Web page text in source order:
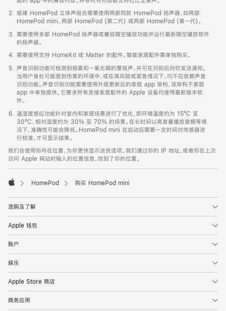
中
打
开)
组建 HomePod 立体声组合需要使用两部同款 HomePod 扬声器，如两部
HomePod mini、两部 HomePod (第二代) 或两部 HomePod (第一代)。
需要使用多部 HomePod 扬声器或兼容隔空播放功能并运行最新隔空播放软件
的扬声器。
需要使用支持 HomeKit 或 Matter 的配件。智能家居配件需单独购买。
声音识别功能可检测到烟雾和一氧化碳的警报声，并可在识别后向你发送通知。
当用户身处可能受到伤害的环境中，或在高风险或紧急情况下，均不应依赖声音
识别功能。声音识别功能需要使用升级更新后的家庭 app 架构，该架构于家庭
app 中单独提供。它要求所有连接家居配件的 Apple 设备均使用最新版本软
件。
温湿度感应功能针对室内和家居场景进行了优化，即环境温度约为 15ºC 至
30ºC、相对湿度约为 30% 至 70% 的场景。在长时间以高音量播放音频等情
况下，准确性可能会降低。HomePod mini 在启动后需要一定时间对传感器进
行校准，才可显示结果。
我们会使用你所在位置，为你更快显示送货选项。我们通过你的 IP 地址，或者你在上次
访问 Apple 网站时输入的位置信息，找到了你的位置。
HomePod 购买 HomePod mini
选购及了解
Apple 钱包
账户
娱乐
Apple Store 商店
商务应用